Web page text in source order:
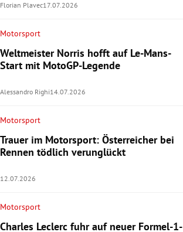
Florian Plavec17.07.2026
Motorsport
Weltmeister Norris hofft auf Le-Mans-
Start mit MotoGP-Legende
Alessandro Righi14.07.2026
Motorsport
Trauer im Motorsport: Österreicher bei
Rennen tödlich verunglückt
12.07.2026
Motorsport
Charles Leclerc fuhr auf neuer Formel-1-